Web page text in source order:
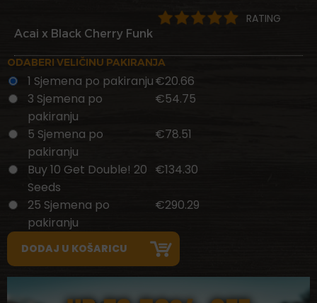
RATING
Acai x Black Cherry Funk
ODABERI VELIČINU PAKIRANJA
1 Sjemena po pakiranju€20.66
3 Sjemena po
pakiranju
€54.75
5 Sjemena po
pakiranju
€78.51
Buy 10 Get Double! 20
Seeds
€134.30
25 Sjemena po
pakiranju
€290.29